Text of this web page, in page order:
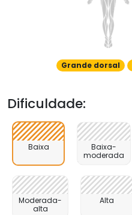
Grande dorsal
Dificuldade:
Baixa
Baixa-
moderada
Moderada-
alta
Alta